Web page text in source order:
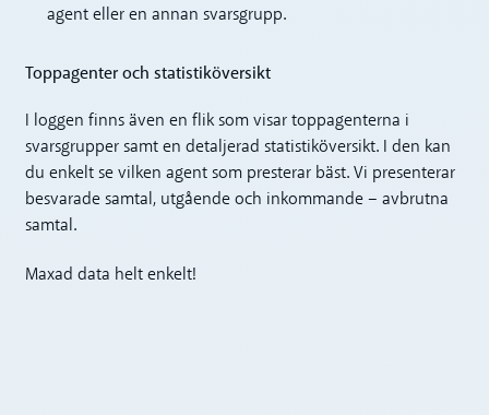
agent eller en annan svarsgrupp.
Toppagenter och statistiköversikt
I loggen finns även en flik som visar toppagenterna i
svarsgrupper samt en detaljerad statistiköversikt. I den kan
du enkelt se vilken agent som presterar bäst. Vi presenterar
besvarade samtal, utgående och inkommande – avbrutna
samtal.
Maxad data helt enkelt!